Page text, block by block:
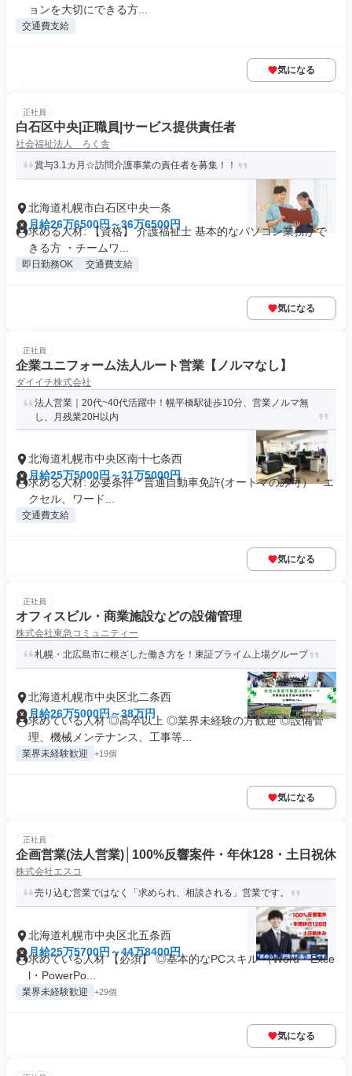
ョンを大切にできる方...
交通費支給
気になる
正社員
白石区中央|正職員|サービス提供責任者
社会福祉法人 ろく舎
賞与3.1カ月☆訪問介護事業の責任者を募集！！
北海道札幌市白石区中央一条
月給26万6500円～36万6500円
求める人材: 【資格】 介護福祉士 基本的なパソコン業務がで
きる方 ・チームワ...
即日勤務OK 交通費支給
気になる
正社員
企業ユニフォーム法人ルート営業【ノルマなし】
ダイイチ株式会社
法人営業｜20代~40代活躍中！幌平橋駅徒歩10分、営業ノルマ無
し、月残業20H以内
北海道札幌市中央区南十七条西
月給25万5000円～31万5000円
求める人材: 必要条件 * 普通自動車免許(オートマのみ可） * エ
クセル、ワード...
交通費支給
気になる
正社員
オフィスビル・商業施設などの設備管理
株式会社東急コミュニティー
札幌・北広島市に根ざした働き方を！東証プライム上場グループ
北海道札幌市中央区北二条西
月給26万5000円～38万円
求めている人材 ◎高卒以上 ◎業界未経験の方歓迎 ◎設備管
理、機械メンテナンス、工事等...
業界未経験歓迎 +19個
気になる
正社員
企画営業(法人営業)│100%反響案件・年休128・土日祝休
株式会社エスコ
売り込む営業ではなく「求められ、相談される」営業です。
北海道札幌市中央区北五条西
月給25万5700円～44万8400円
求めている人材 【必須】 ◎基本的なPCスキル （Word・Exce
l・PowerPo...
業界未経験歓迎 +29個
気になる